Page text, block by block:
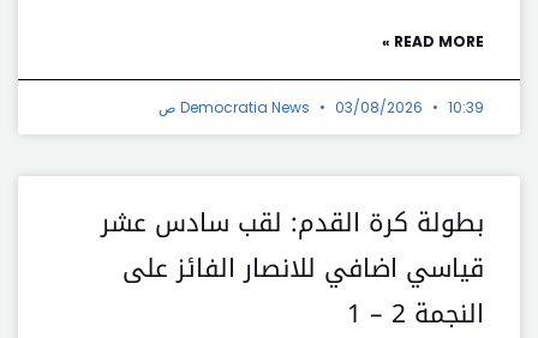
READ MORE »
Democratia News 03/08/2026 10:39 ص
بطولة كرة القدم: لقب سادس عشر
قياسي اضافي للانصار الفائز على
النجمة 2 – 1